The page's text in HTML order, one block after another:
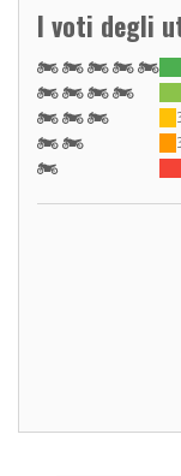
I voti degli